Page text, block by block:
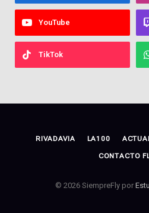
YouTube
TikTok
RIVADAVIA LA100
CONTACTO
© 2026 SiempreFly por